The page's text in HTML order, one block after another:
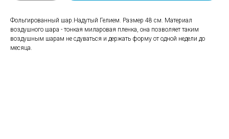
Фольгированный шар.Надутый Гелием. Размер 48 см. Материал
воздушного шара - тонкая миларовая пленка, она позволяет таким
воздушным шарам не сдуваться и держать форму от одной недели до
месяца.